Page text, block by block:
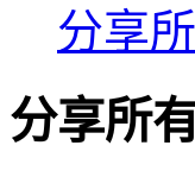
分享
分享所